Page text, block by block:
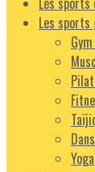
Les sports
Yoga